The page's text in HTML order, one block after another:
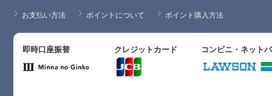
お支払い方法 ポイントについて ポイント購入方法
即時口座振替 クレジットカード コンビニ・ネット